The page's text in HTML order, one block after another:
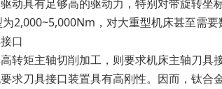
动具有足够高的驱动力，特别对带旋转
2,000~5,000Nm，对大重型机床甚至需要
口
矩主轴切削加工，则要求机床主轴刀具
求刀具接口装置具有高刚性。因而，钛合